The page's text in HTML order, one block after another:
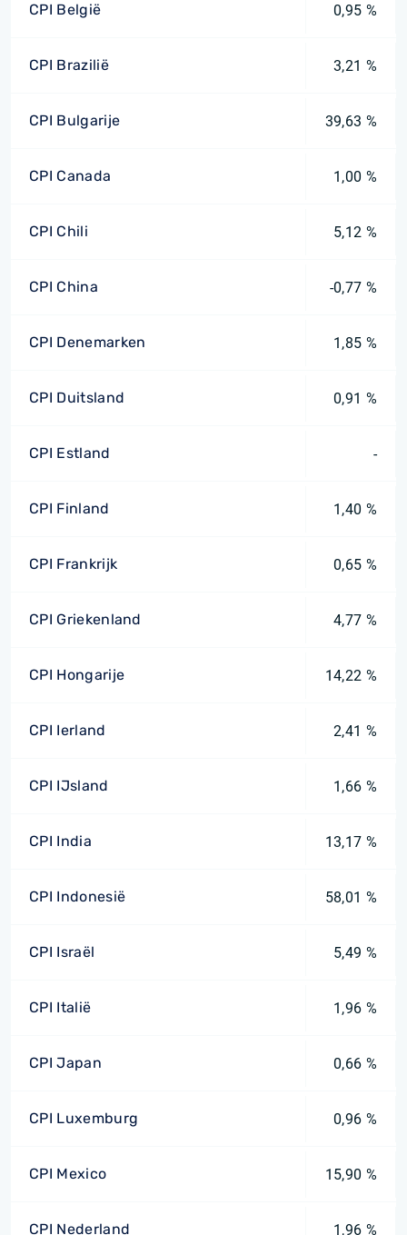
CPI België 0,95 %
CPI Brazilië 3,21 %
CPI Bulgarije 39,63 %
CPI Canada 1,00 %
CPI Chili 5,12 %
CPI China -0,77 %
CPI Denemarken 1,85 %
CPI Duitsland 0,91 %
CPI Estland -
CPI Finland 1,40 %
CPI Frankrijk 0,65 %
CPI Griekenland 4,77 %
CPI Hongarije 14,22 %
CPI Ierland 2,41 %
CPI IJsland 1,66 %
CPI India 13,17 %
CPI Indonesië 58,01 %
CPI Israël 5,49 %
CPI Italië 1,96 %
CPI Japan 0,66 %
CPI Luxemburg 0,96 %
CPI Mexico 15,90 %
CPI Nederland 1,96 %